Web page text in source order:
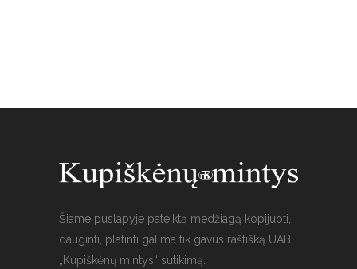
Šiame puslapyje pateiktą medžiagą kopijuoti,
dauginti, platinti galima tik gavus raštišką UAB
„Kupiškėnų mintys“ sutikimą.